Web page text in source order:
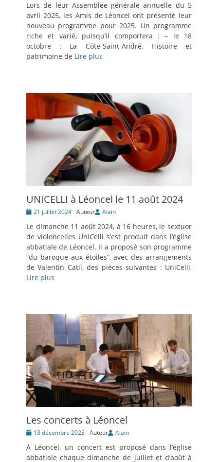
Lors de leur Assemblée générale annuelle du 5
avril 2025, les Amis de Léoncel ont présenté leur
nouveau programme pour 2025. Un programme
riche et varié, puisqu’il comportera : – le 18
octobre : La Côte-Saint-André. Histoire et
patrimoine de Lire plus
UNICELLI à Léoncel le 11 août 2024
Posté21 juillet 2024 Auteur Alain
Le dimanche 11 août 2024, à 16 heures, le sextuor
de violoncelles UniCelli s’est produit dans l’église
abbatiale de Léoncel. Il a proposé son programme
“du baroque aux étoiles“, avec des arrangements
de Valentin Catil, des pièces suivantes : UniCelli,
Lire plus
Les concerts à Léoncel
Posté13 décembre 2023 Auteur Alain
À Léoncel, un concert est proposé dans l’église
abbatiale chaque dimanche de juillet et d’août à